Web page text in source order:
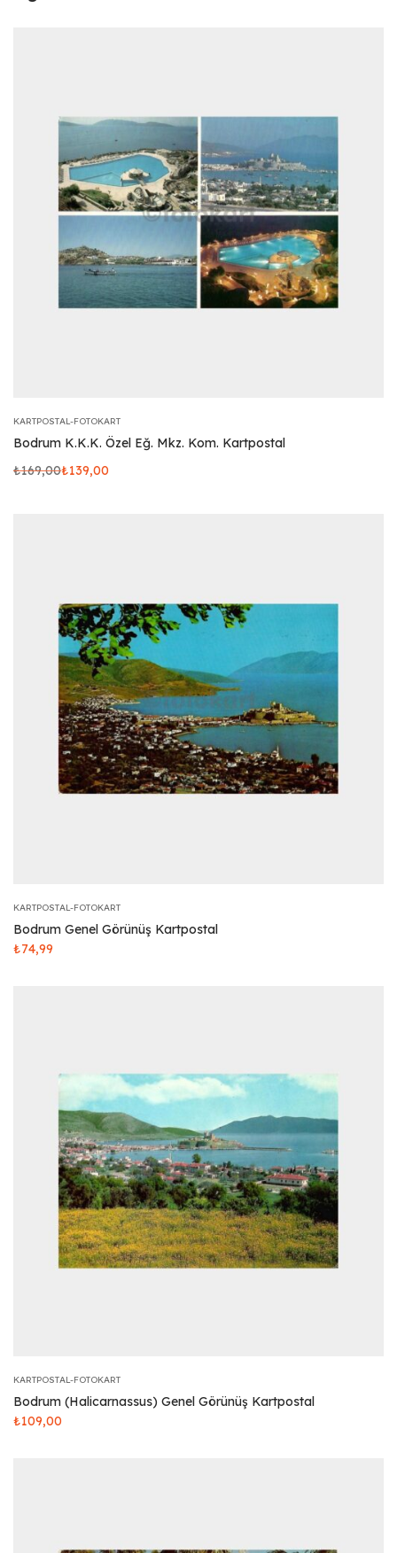
KARTPOSTAL-FOTOKART
Bodrum K.K.K. Özel Eğ. Mkz. Kom. Kartpostal
₺169,00₺139,00
KARTPOSTAL-FOTOKART
Bodrum Genel Görünüş Kartpostal
₺74,99
KARTPOSTAL-FOTOKART
Bodrum (Halicarnassus) Genel Görünüş Kartpostal
₺109,00